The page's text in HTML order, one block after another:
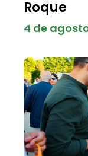
Roque
4 de